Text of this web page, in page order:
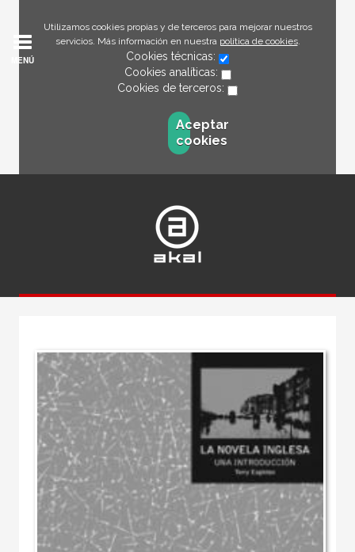
Utilizamos cookies propias y de terceros para mejorar nuestros
servicios. Más información en nuestra política de cookies.
Cookies técnicas:
Cookies analíticas:
Cookies de terceros:
Aceptar
cookies
MENÚ